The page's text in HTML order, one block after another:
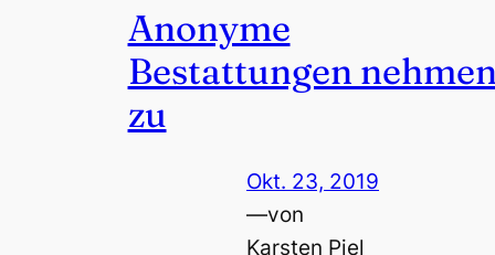
Anonyme
Bestattungen
zu
Okt. 23, 2019
—von
Karsten Piel